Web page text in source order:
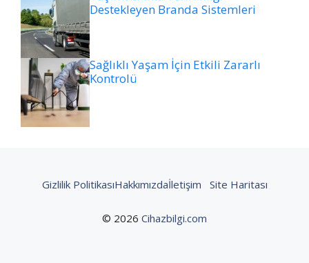
Destekleyen Branda Sistemleri
Sağlıklı Yaşam İçin Etkili Zararlı
Kontrolü
© 2026 Cihazbilgi.com
Gizlilik PolitikasıHakkımızdaİletişim Site Haritası